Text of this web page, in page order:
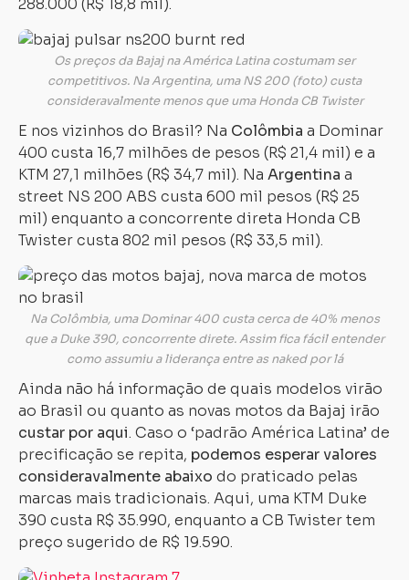
288.000 (R$ 18,8 mil).
Os preços da Bajaj na América Latina costumam ser
competitivos. Na Argentina, uma NS 200 (foto) custa
consideravalmente menos que uma Honda CB Twister
E nos vizinhos do Brasil? Na Colômbia a Dominar
400 custa 16,7 milhões de pesos (R$ 21,4 mil) e a
KTM 27,1 milhões (R$ 34,7 mil). Na Argentina a
street NS 200 ABS custa 600 mil pesos (R$ 25
mil) enquanto a concorrente direta Honda CB
Twister custa 802 mil pesos (R$ 33,5 mil).
Na Colômbia, uma Dominar 400 custa cerca de 40% menos
que a Duke 390, concorrente direte. Assim fica fácil entender
como assumiu a liderança entre as naked por lá
Ainda não há informação de quais modelos virão
ao Brasil ou quanto as novas motos da Bajaj irão
custar por aqui. Caso o ‘padrão América Latina’ de
precificação se repita, podemos esperar valores
consideravalmente abaixo do praticado pelas
marcas mais tradicionais. Aqui, uma KTM Duke
390 custa R$ 35.990, enquanto a CB Twister tem
preço sugerido de R$ 19.590.